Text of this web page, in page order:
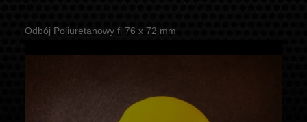
Odbój Poliuretanowy fi 76 x 72 mm